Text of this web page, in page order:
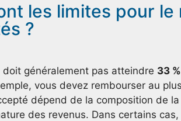
les limites pour
?
doit généralement pas atteindre 33
vous devez rembourser au
dépend de la composition de
des revenus. Dans certains